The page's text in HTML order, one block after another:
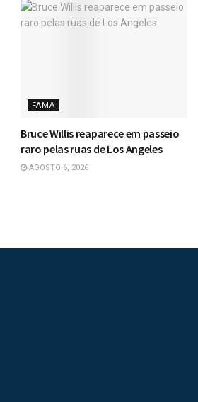
FAMA
Bruce Willis reaparece em passeio
raro pelas ruas de Los Angeles
AGOSTO 6, 2026